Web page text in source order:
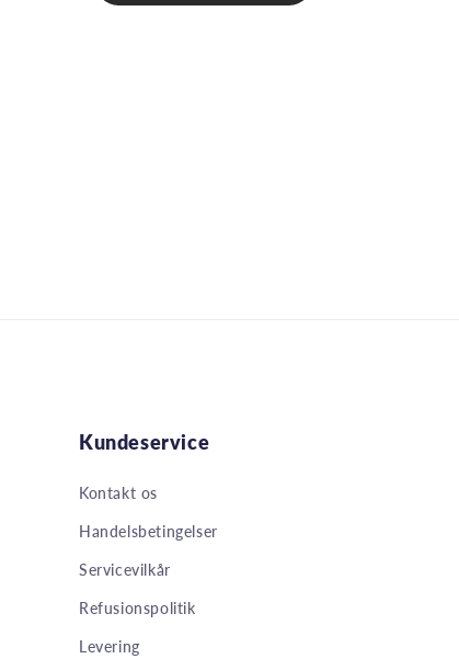
Kundeservice
Kontakt os
Handelsbetingelser
Servicevilkår
Refusionspolitik
Levering